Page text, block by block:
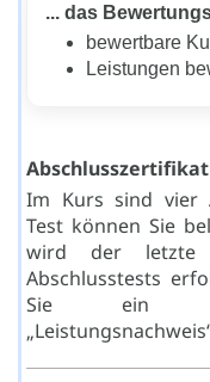
... das
bewertbare
Leistungen
Abschlusszertifikat
Im Kurs sind vier
Test können Sie
wird der letzte
Abschlusstests
Sie ein